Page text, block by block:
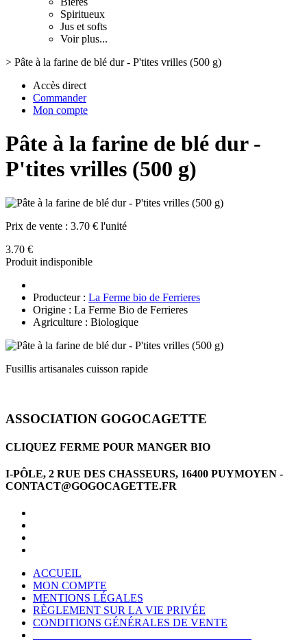
Spiritueux
Jus et softs
Voir plus...
> Pâte à la farine de blé dur - P'tites vrilles (500 g)
Accès direct
Commander
Mon compte
Pâte à la farine de blé dur -
P'tites vrilles (500 g)
Prix de vente : 3.70 € l'unité
3.70 €
Produit indisponible
Producteur : La Ferme bio de Ferrieres
Origine : La Ferme Bio de Ferrieres
Agriculture : Biologique
Fusillis artisanales cuisson rapide
ASSOCIATION GOGOCAGETTE
CLIQUEZ FERME POUR MANGER BIO
I-PÔLE, 2 RUE DES CHASSEURS, 16400 PUYMOYEN -
CONTACT@GOGOCAGETTE.FR
ACCUEIL
MON COMPTE
MENTIONS LÉGALES
RÈGLEMENT SUR LA VIE PRIVÉE
CONDITIONS GÉNÉRALES DE VENTE